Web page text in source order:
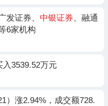
发证券、 中银证券、融通
6家机构
入3539.52万元
）涨2.94%，成交额728.